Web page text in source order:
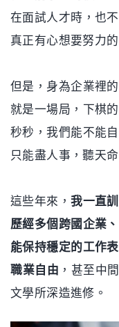
在面試人才時，也
真正有心想要努力的
但是，身為企業裡
就是一場局，下棋
秒秒，我們能不能
只能盡人事，聽天
這些年來，我一直
歷經多個跨國企業
能保持穩定的工作
職業自由 ，甚至中
文學所深造進修。